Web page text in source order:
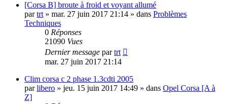
[Corsa B] broute à froid et voyant allumé
partrt » mar. 27 juin 2017 21:14 » dans Problèmes
Techniques
0 Réponses
21090 Vues
Dernier message partrt
mar. 27 juin 2017 21:14
Clim corsa c 2 phase 1.3cdti 2005
parlibero » jeu. 15 juin 2017 14:49 » dans Opel Corsa [A à
Z]